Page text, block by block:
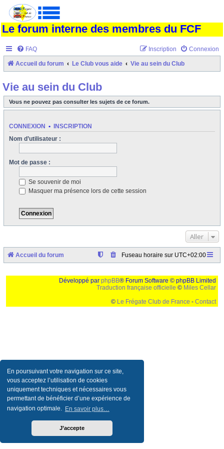
En poursuivant votre navigation sur ce site,
vous acceptez l’utilisation de cookies
uniquement techniques et nécessaires vous
permettant de bénéficier d’une expérience de
navigation optimale. En savoir plus…
J’accepte
Le forum interne des membres du FCF
FAQ Connexion
Inscription
Accueil du forum Le Club vous aide Vie au sein du Club
Vie au sein du Club
Vous ne pouvez pas consulter les sujets de ce forum.
CONNEXION • INSCRIPTION
Nom d’utilisateur :
Mot de passe :
Se souvenir de moi
Masquer ma présence lors de cette session
Aller
Accueil du forum Fuseau horaire sur UTC+02:00
Développé par phpBB® Forum Software © phpBB Limited
Traduction française officielle © Miles Cellar
© Le Frégate Club de France - Contact